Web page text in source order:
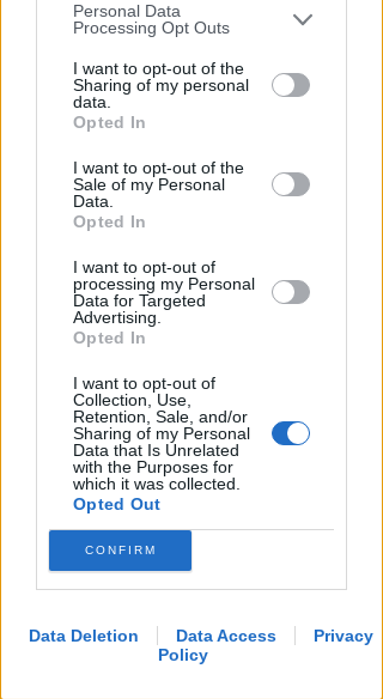
You may separately opt-out of the further
disclosure of your personal information
by third parties on the IAB’s list of
downstream participants.
by us to third parties on the IAB’s List of
Downstream Participants that may
further disclose it to other third parties.
Personal Data
Processing Opt Outs
I want to opt-out of the
Sharing of my personal
data.
Opted In
I want to opt-out of the
Sale of my Personal
Data.
Opted In
I want to opt-out of
processing my Personal
Data for Targeted
Advertising.
Opted In
I want to opt-out of
Collection, Use,
Retention, Sale, and/or
Sharing of my Personal
Data that Is Unrelated
with the Purposes for
which it was collected.
Opted Out
CONFIRM
Data Deletion Data Access
Privacy
Policy
LA DECISIONE DEL GIP
Abusi ripetuti sulla figlia 13enne
della convivente. 44enne andrà
a processo
Redazione